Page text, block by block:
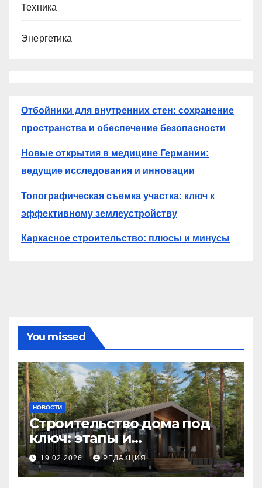
Техника
Энергетика
Отбойники для внутренних стен: сохранение
пространства и обеспечение безопасности
Новые открытия в медицине Германии:
ведущие исследования и инновации
Топографическая съемка участка: ключ к
эффективному землеустройству
Каркасное строительство: плюсы и минусы
You missed
НОВОСТИ
Строительство дома под
ключ: этапы и
планирование бюджета
19.02.2026 РЕДАКЦИЯ